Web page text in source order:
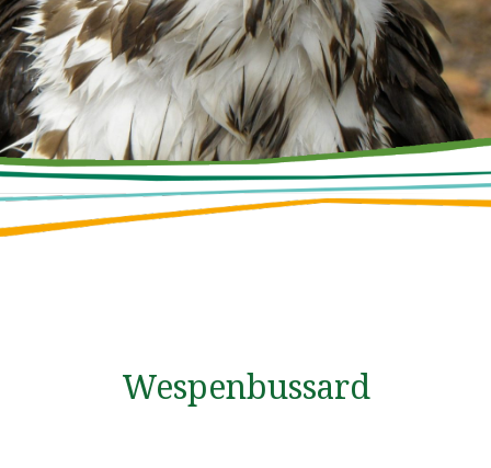
Wespenbussard